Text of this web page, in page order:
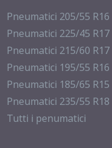
Pneumatici 205/55 R16
Pneumatici 225/45 R17
Pneumatici 215/60 R17
Pneumatici 195/55 R16
Pneumatici 185/65 R15
Pneumatici 235/55 R18
Tutti i penumatici